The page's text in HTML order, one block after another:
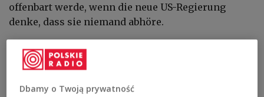
offenbart werde, wenn die neue US-Regierung
denke, dass sie niemand abhöre.
nicht ausstehen. Es ist einfach erbärmlich“, habe
US-Verteidigungsminister Pete Hegseth in der
Gruppe geschrieben. Es sei eine Reaktion auf die
Dbamy o Twoją prywatność